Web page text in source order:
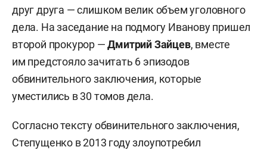
друг друга — слишком велик объем уголовного
дела. На заседание на подмогу Иванову пришел
второй прокурор —Дмитрий Зайцев, вместе
им предстояло зачитать 6 эпизодов
обвинительного заключения, которые
уместились в 30 томов дела.
Согласно тексту обвинительного заключения,
Степущенко в 2013 году злоупотребил